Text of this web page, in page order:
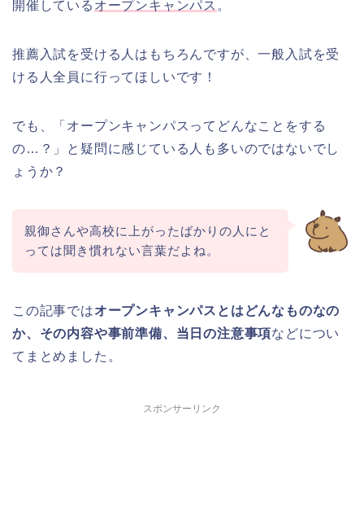
開催している オープンキャンパス 。
推薦入試を受ける人はもちろんですが、一般入試を受
ける人全員に行ってほしいです！
でも、「オープンキャンパスってどんなことをする
の…？」と疑問に感じている人も多いのではないでし
ょうか？
親御さんや高校に上がったばかりの人にと
っては聞き慣れない言葉だよね。
この記事ではオープンキャンパスとはどんなものなの
か、その内容や事前準備、当日の注意事項などについ
てまとめました。
スポンサーリンク